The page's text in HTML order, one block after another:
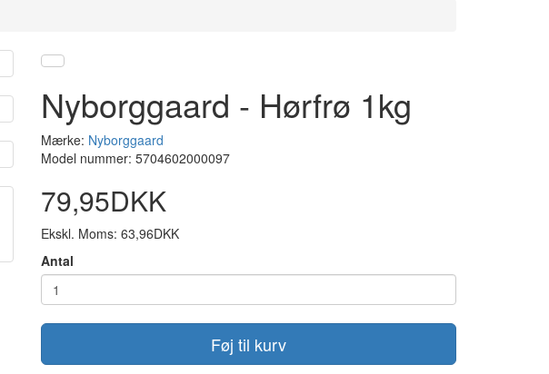
Nyborggaard - Hørfrø 1kg
Mærke: Nyborggaard
Model nummer: 5704602000097
79,95DKK
Ekskl. Moms: 63,96DKK
Antal
Føj til kurv